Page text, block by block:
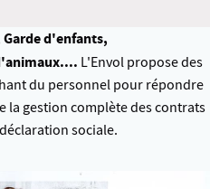
Garde d'enfants,
L'Envol propose des
du personnel pour répondre
la gestion complète des contrats
sociale.